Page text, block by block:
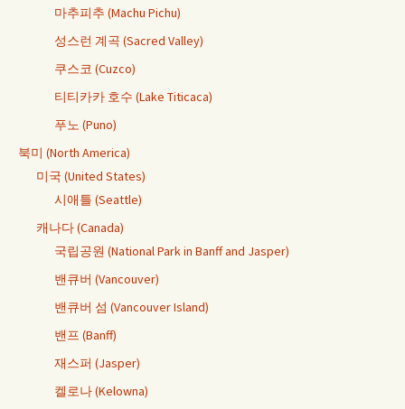
마추피추 (Machu Pichu)
성스런 계곡 (Sacred Valley)
쿠스코 (Cuzco)
티티카카 호수 (Lake Titicaca)
푸노 (Puno)
북미 (North America)
미국 (United States)
시애틀 (Seattle)
캐나다 (Canada)
국립공원 (National Park in Banff and Jasper)
밴큐버 (Vancouver)
밴큐버 섬 (Vancouver Island)
밴프 (Banff)
재스퍼 (Jasper)
켈로나 (Kelowna)